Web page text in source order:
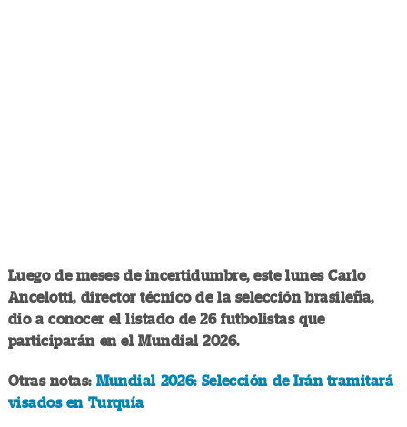
Luego de meses de incertidumbre, este lunes Carlo
Ancelotti, director técnico de la selección brasileña,
dio a conocer el listado de 26 futbolistas que
participarán en el Mundial 2026.
Otras notas: Mundial 2026: Selección de Irán tramitará
visados en Turquía